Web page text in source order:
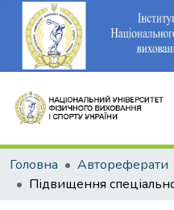
Головна Автореферати